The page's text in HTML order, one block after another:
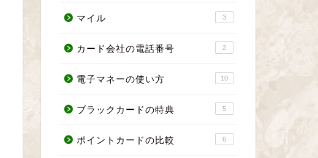
マイル 3
カード会社の電話番号 2
電子マネーの使い方 10
ブラックカードの特典 5
ポイントカードの比較 6